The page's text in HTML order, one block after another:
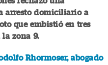
arresto domiciliario a
que embistió en tres
zona 9.
Rhormoser, abogado